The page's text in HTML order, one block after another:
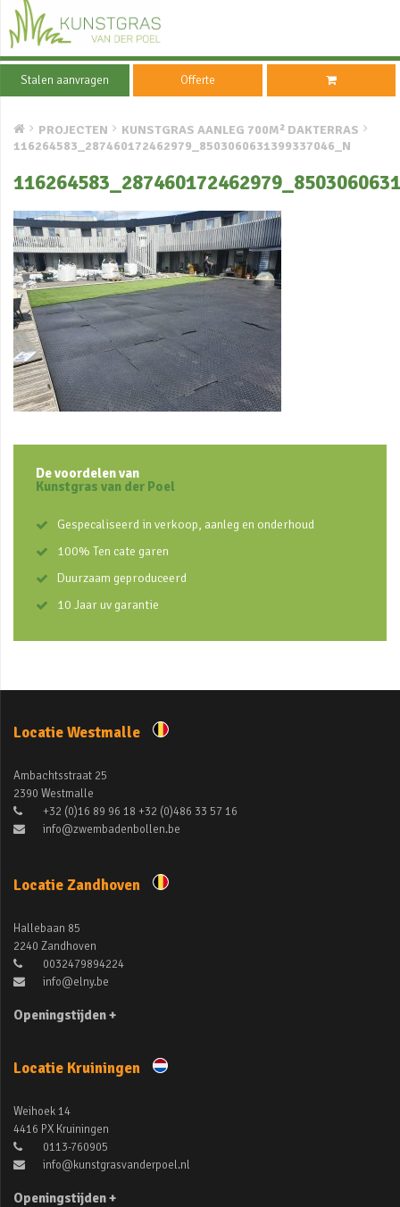
Stalen aanvragen Offerte
PROJECTEN
KUNSTGRAS AANLEG 700M² DAKTERRAS
116264583_287460172462979_8503060631399337046_N
De voordelen van
Kunstgras van der Poel
Gespecaliseerd in verkoop, aanleg en onderhoud
100% Ten cate garen
Duurzaam geproduceerd
10 Jaar uv garantie
Locatie Westmalle
Ambachtsstraat 25
2390 Westmalle
+32 (0)16 89 96 18 +32 (0)486 33 57 16
info@zwembadenbollen.be
Locatie Zandhoven
Hallebaan 85
2240 Zandhoven
0032479894224
info@elny.be
Openingstijden +
Locatie Kruiningen
Weihoek 14
4416 PX Kruiningen
0113-760905
info@kunstgrasvanderpoel.nl
Openingstijden +